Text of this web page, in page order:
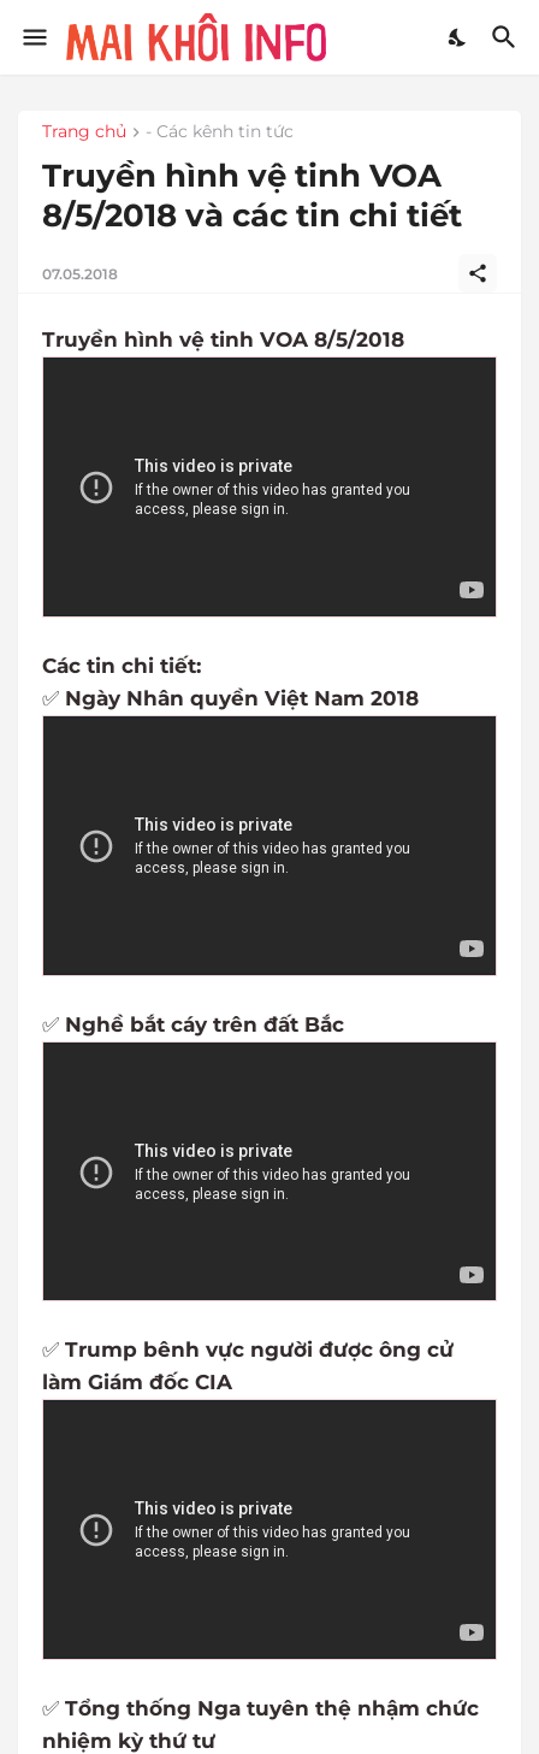
Trang chủ - Các kênh tin tức
Truyền hình vệ tinh VOA
8/5/2018 và các tin chi tiết
07.05.2018
Truyền hình vệ tinh VOA 8/5/2018
Các tin chi tiết:
✅ Ngày Nhân quyền Việt Nam 2018
✅ Nghề bắt cáy trên đất Bắc
✅ Trump bênh vực người được ông cử
làm Giám đốc CIA
✅ Tổng thống Nga tuyên thệ nhậm chức
nhiệm kỳ thứ tư